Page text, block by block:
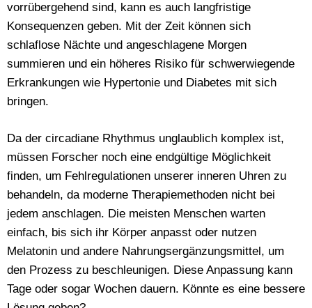
vorrübergehend sind, kann es auch langfristige
Konsequenzen geben. Mit der Zeit können sich
schlaflose Nächte und angeschlagene Morgen
summieren und ein höheres Risiko für schwerwiegende
Erkrankungen wie Hypertonie und Diabetes mit sich
bringen.
Da der circadiane Rhythmus unglaublich komplex ist,
müssen Forscher noch eine endgültige Möglichkeit
finden, um Fehlregulationen unserer inneren Uhren zu
behandeln, da moderne Therapiemethoden nicht bei
jedem anschlagen. Die meisten Menschen warten
einfach, bis sich ihr Körper anpasst oder nutzen
Melatonin und andere Nahrungsergänzungsmittel, um
den Prozess zu beschleunigen. Diese Anpassung kann
Tage oder sogar Wochen dauern. Könnte es eine bessere